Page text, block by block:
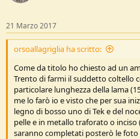
21 Marzo 2017
orsoallagriglia ha scritto:
Come da titolo ho chiesto ad un
Trento di farmi il suddetto coltello
particolare lunghezza della lama
me lo farò io e visto che per sua
legno di bosso uno di Tek e del
pelle e in metallo traforato o
saranno completati posterò le foto